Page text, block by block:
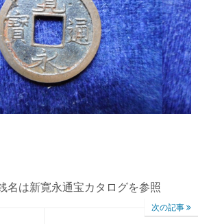
名は新寛永通宝カタログを参照
次の記事